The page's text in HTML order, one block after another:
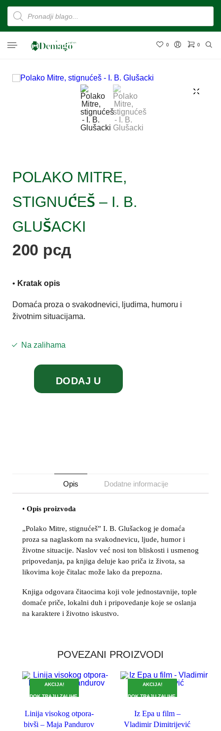
0 0
POLAKO MITRE,
STIGNUĆEŠ – I. B.
GLUŠACKI
200 рсд
• Kratak opis
Domaća proza o svakodnevici, ljudima, humoru i
životnim situacijama.
Na zalihama
DODAJ U
Opis Dodatne informacije
• Opis proizvoda
„Polako Mitre, stignućeš” I. B. Glušackog je domaća
proza sa naglaskom na svakodnevicu, ljude, humor i
životne situacije. Naslov već nosi ton bliskosti i usmenog
pripovedanja, pa knjiga deluje kao priča iz života, sa
likovima koje čitalac može lako da prepozna.
Knjiga odgovara čitaocima koji vole jednostavnije, tople
domaće priče, lokalni duh i pripovedanje koje se oslanja
na karaktere i životno iskustvo.
POVEZANI PROIZVODI
AKCIJA!
DOK TRAJU ZALIHE.
Linija visokog otpora-
bivši – Maja Pandurov
AKCIJA!
DOK TRAJU ZALIHE.
Iz Epa u film –
Vladimir Dimitrijević